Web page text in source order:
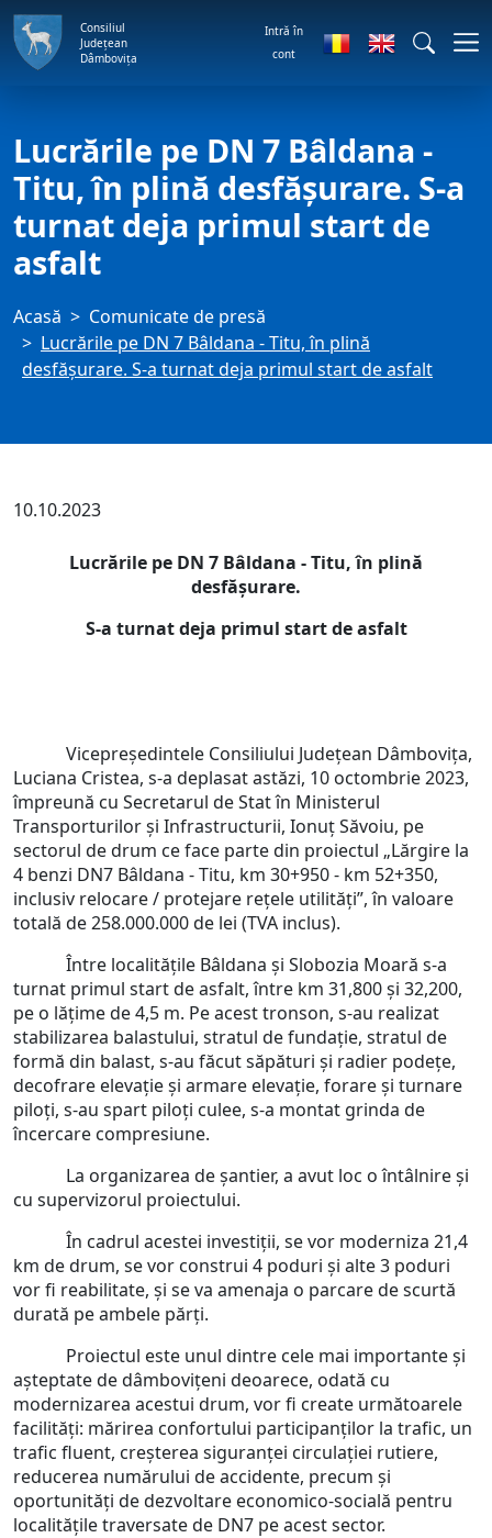
Consiliul
Județean
Dâmbovița
Intră în
cont
Lucrările pe DN 7 Bâldana -
Titu, în plină desfășurare. S-a
turnat deja primul start de
asfalt
Acasă
Comunicate de presă
Lucrările pe DN 7 Bâldana - Titu, în plină
desfășurare. S-a turnat deja primul start de asfalt
10.10.2023
Lucrările pe DN 7 Bâldana - Titu, în plină
desfășurare.
S-a turnat deja primul start de asfalt
Vicepreședintele Consiliului Județean Dâmbovița,
Luciana Cristea, s-a deplasat astăzi, 10 octombrie 2023,
împreună cu Secretarul de Stat în Ministerul
Transporturilor și Infrastructurii, Ionuț Săvoiu, pe
sectorul de drum ce face parte din proiectul „Lărgire la
4 benzi DN7 Bâldana - Titu, km 30+950 - km 52+350,
inclusiv relocare / protejare rețele utilități”, în valoare
totală de 258.000.000 de lei (TVA inclus).
Între localitățile Bâldana și Slobozia Moară s-a
turnat primul start de asfalt, între km 31,800 și 32,200,
pe o lățime de 4,5 m. Pe acest tronson, s-au realizat
stabilizarea balastului, stratul de fundație, stratul de
formă din balast, s-au făcut săpături și radier podețe,
decofrare elevație și armare elevație, forare și turnare
piloți, s-au spart piloți culee, s-a montat grinda de
încercare compresiune.
La organizarea de șantier, a avut loc o întâlnire și
cu supervizorul proiectului.
În cadrul acestei investiții, se vor moderniza 21,4
km de drum, se vor construi 4 poduri și alte 3 poduri
vor fi reabilitate, și se va amenaja o parcare de scurtă
durată pe ambele părți.
Proiectul este unul dintre cele mai importante și
așteptate de dâmbovițeni deoarece, odată cu
modernizarea acestui drum, vor fi create următoarele
facilități: mărirea confortului participanților la trafic, un
trafic fluent, creșterea siguranței circulației rutiere,
reducerea numărului de accidente, precum și
oportunități de dezvoltare economico-socială pentru
localitățile traversate de DN7 pe acest sector.